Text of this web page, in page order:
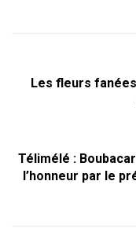
Les fleurs
Télimélé :
l’honneur par le